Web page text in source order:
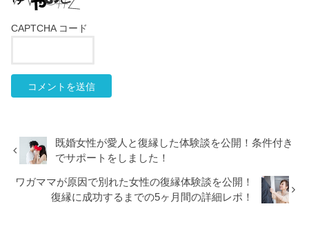
CAPTCHA コード
既婚女性が愛人と復縁した体験談を公開！条件付き
でサポートをしました！
ワガママが原因で別れた女性の復縁体験談を公開！
復縁に成功するまでの5ヶ月間の詳細レポ！